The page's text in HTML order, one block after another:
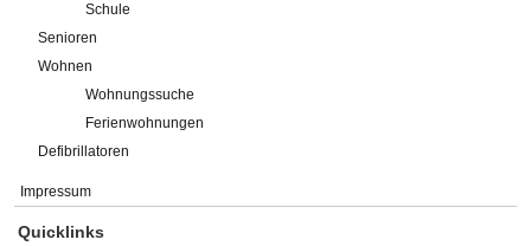
Schule
Senioren
Wohnen
Wohnungssuche
Ferienwohnungen
Defibrillatoren
Impressum
Quicklinks